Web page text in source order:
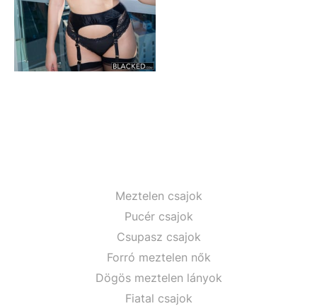
Meztelen csajok
Pucér csajok
Csupasz csajok
Forró meztelen nők
Dögös meztelen lányok
Fiatal csajok